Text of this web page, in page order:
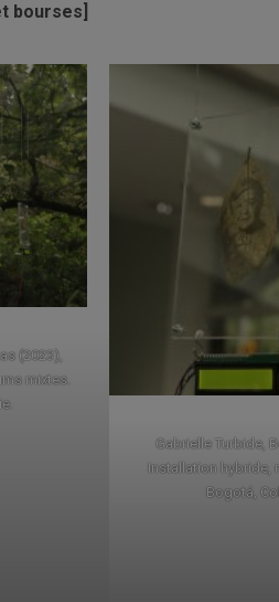
bourses]
(2023),
mixtes.
Gabrielle Turbide,
Installation hybride,
Bogotá,